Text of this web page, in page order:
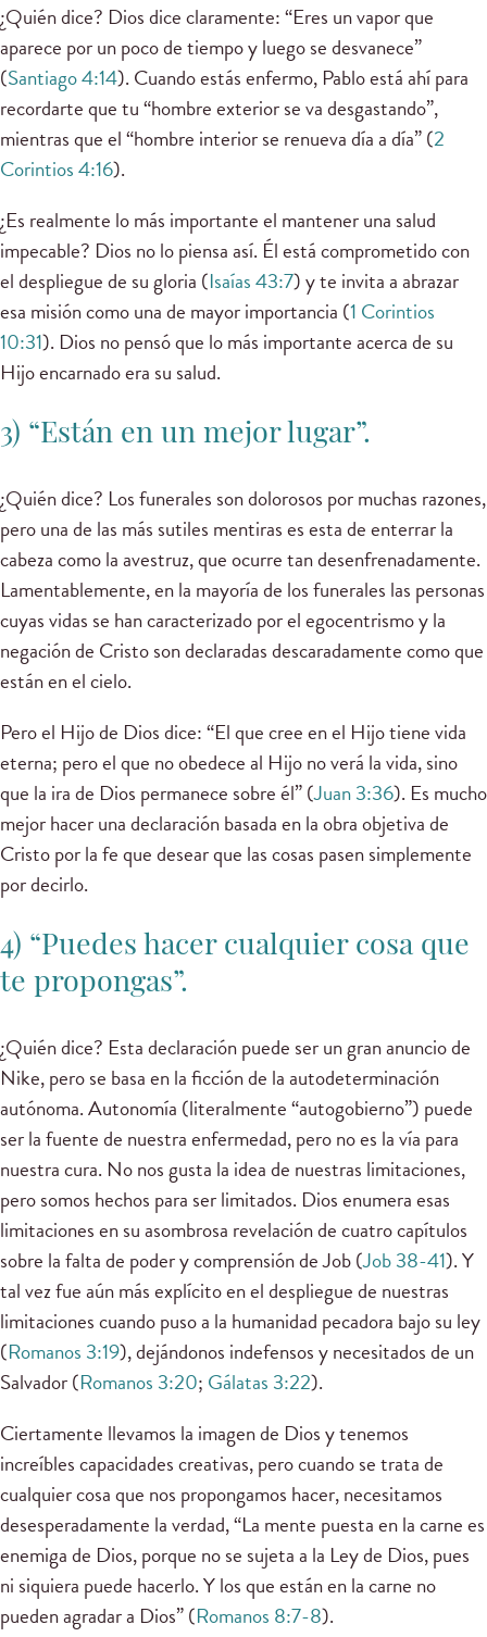
¿Quién dice? Dios dice claramente: “Eres un vapor que
aparece por un poco de tiempo y luego se desvanece”
(Santiago 4:14). Cuando estás enfermo, Pablo está ahí para
recordarte que tu “hombre exterior se va desgastando”,
mientras que el “hombre interior se renueva día a día” (2
Corintios 4:16).
¿Es realmente lo más importante el mantener una salud
impecable? Dios no lo piensa así. Él está comprometido con
el despliegue de su gloria (Isaías 43:7) y te invita a abrazar
esa misión como una de mayor importancia (1 Corintios
10:31). Dios no pensó que lo más importante acerca de su
Hijo encarnado era su salud.
3) “Están en un mejor lugar”.
¿Quién dice? Los funerales son dolorosos por muchas razones,
pero una de las más sutiles mentiras es esta de enterrar la
cabeza como la avestruz, que ocurre tan desenfrenadamente.
Lamentablemente, en la mayoría de los funerales las personas
cuyas vidas se han caracterizado por el egocentrismo y la
negación de Cristo son declaradas descaradamente como que
están en el cielo.
Pero el Hijo de Dios dice: “El que cree en el Hijo tiene vida
eterna; pero el que no obedece al Hijo no verá la vida, sino
que la ira de Dios permanece sobre él” (Juan 3:36). Es mucho
mejor hacer una declaración basada en la obra objetiva de
Cristo por la fe que desear que las cosas pasen simplemente
por decirlo.
4) “Puedes hacer cualquier cosa que
te propongas”.
¿Quién dice? Esta declaración puede ser un gran anuncio de
Nike, pero se basa en la ficción de la autodeterminación
autónoma. Autonomía (literalmente “autogobierno”) puede
ser la fuente de nuestra enfermedad, pero no es la vía para
nuestra cura. No nos gusta la idea de nuestras limitaciones,
pero somos hechos para ser limitados. Dios enumera esas
limitaciones en su asombrosa revelación de cuatro capítulos
sobre la falta de poder y comprensión de Job (Job 38-41). Y
tal vez fue aún más explícito en el despliegue de nuestras
limitaciones cuando puso a la humanidad pecadora bajo su ley
(Romanos 3:19), dejándonos indefensos y necesitados de un
Salvador (Romanos 3:20; Gálatas 3:22).
Ciertamente llevamos la imagen de Dios y tenemos
increíbles capacidades creativas, pero cuando se trata de
cualquier cosa que nos propongamos hacer, necesitamos
desesperadamente la verdad, “La mente puesta en la carne es
enemiga de Dios, porque no se sujeta a la Ley de Dios, pues
ni siquiera puede hacerlo. Y los que están en la carne no
pueden agradar a Dios” (Romanos 8:7-8).